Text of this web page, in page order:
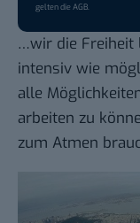
gelten dieAGB.
…wir die Freiheit
intensiv wie
alle
arbeiten zu
zum Atmen